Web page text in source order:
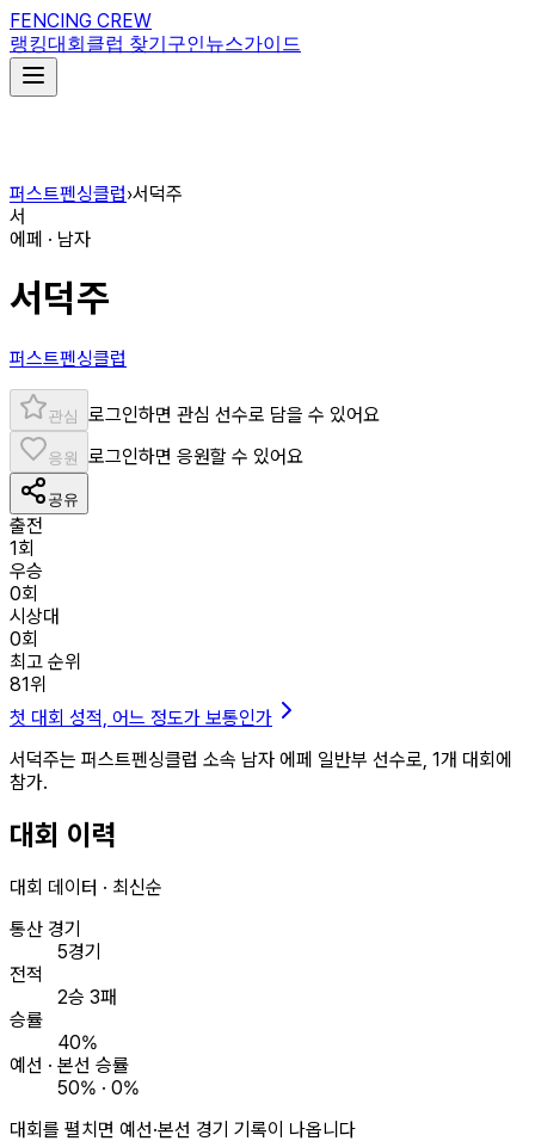
FENCING CREW
랭킹대회 클럽 찾기 구인뉴스가이드
퍼스트펜싱클럽›서덕주
서
에페 · 남자
서덕주
퍼스트펜싱클럽
관심 로그인하면 관심 선수로 담을 수 있어요
응원 로그인하면 응원할 수 있어요
공유
출전
1회
우승
0회
시상대
0회
최고 순위
81위
첫 대회 성적, 어느 정도가 보통인가
서덕주는 퍼스트펜싱클럽 소속 남자 에페 일반부 선수로, 1개 대회에
참가.
대회 이력
대회 데이터 · 최신순
통산 경기
5경기
전적
2승 3패
승률
40%
예선 · 본선 승률
50% · 0%
대회를 펼치면 예선·본선 경기 기록이 나옵니다